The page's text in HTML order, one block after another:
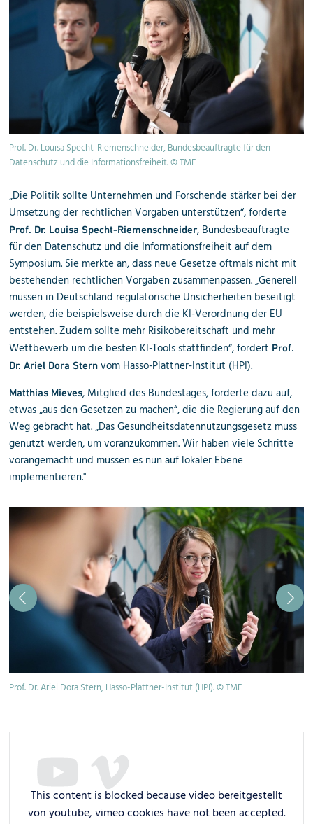
Prof. Dr. Louisa Specht-Riemenschneider, Bundesbeauftragte für den
Datenschutz und die Informationsfreiheit. © TMF
„Die Politik sollte Unternehmen und Forschende stärker bei der
Umsetzung der rechtlichen Vorgaben unterstützen“, forderte
Prof. Dr. Louisa Specht-Riemenschneider, Bundesbeauftragte
für den Datenschutz und die Informationsfreiheit auf dem
Symposium. Sie merkte an, dass neue Gesetze oftmals nicht mit
bestehenden rechtlichen Vorgaben zusammenpassen. „Generell
müssen in Deutschland regulatorische Unsicherheiten beseitigt
werden, die beispielsweise durch die KI-Verordnung der EU
entstehen. Zudem sollte mehr Risikobereitschaft und mehr
Wettbewerb um die besten KI-Tools stattfinden“, fordert Prof.
Dr. Ariel Dora Sternvom Hasso-Plattner-Institut (HPI).
Matthias Mieves, Mitglied des Bundestages, forderte dazu auf,
etwas „aus den Gesetzen zu machen“, die die Regierung auf den
Weg gebracht hat. „Das Gesundheitsdatennutzungsgesetz muss
genutzt werden, um voranzukommen. Wir haben viele Schritte
vorangemacht und müssen es nun auf lokaler Ebene
implementieren."
Prof. Dr. Ariel Dora Stern, Hasso-Plattner-Institut (HPI). © TMF
This content is blocked because video bereitgestellt
von youtube, vimeo cookies have not been accepted.